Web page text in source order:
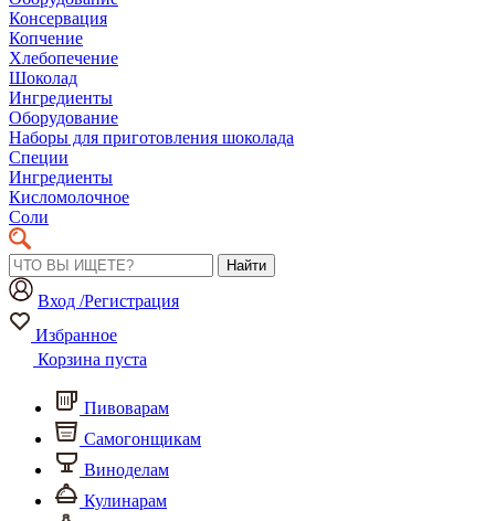
Консервация
Копчение
Хлебопечение
Шоколад
Ингредиенты
Оборудование
Наборы для приготовления шоколада
Специи
Ингредиенты
Кисломолочное
Соли
Найти
Вход /Регистрация
Избранное
Корзина пуста
Пивоварам
Самогонщикам
Виноделам
Кулинарам